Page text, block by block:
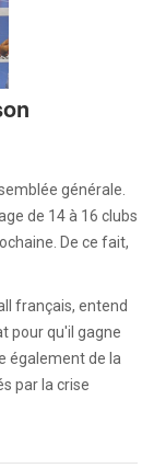
générale.
de 14 à 16 clubs
De ce fait,
français, entend
pour qu'il gagne
également de la
par la crise